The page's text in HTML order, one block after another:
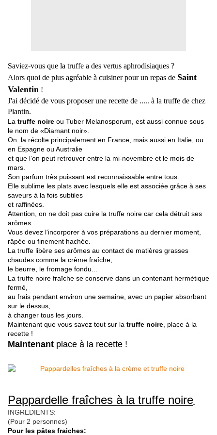
Saviez-vous que la truffe a des vertus aphrodisiaques ?
Alors quoi de plus agréable à cuisiner pour un repas de Saint
Valentin !
J'ai décidé de vous proposer une recette de ..... à la truffe de chez
Plantin.
La truffe noire ou Tuber Melanosporum, est aussi connue sous
le nom de «Diamant noir».
On la récolte principalement en France, mais aussi en Italie, ou
en Espagne ou Australie
et que l’on peut retrouver entre la mi-novembre et le mois de
mars.
Son parfum très puissant est reconnaissable entre tous.
Elle sublime les plats avec lesquels elle est associée grâce à ses
saveurs à la fois subtiles
et raffinées.
Attention, on ne doit pas cuire la truffe noire car cela détruit ses
arômes.
Vous devez l'incorporer à vos préparations au dernier moment,
râpée ou finement hachée.
La truffe libère ses arômes au contact de matières grasses
chaudes comme la crème fraîche,
le beurre, le fromage fondu...
La truffe noire fraîche se conserve dans un contenant hermétique
fermé,
au frais pendant environ une semaine, avec un papier absorbant
sur le dessus,
à changer tous les jours.
Maintenant que vous savez tout sur la truffe noire , place à la
recette !
Maintenant place à la recette !
Pappardelle fraîches à la truffe noire
INGREDIENTS:
(Pour 2 personnes)
Pour les pâtes fraiches: